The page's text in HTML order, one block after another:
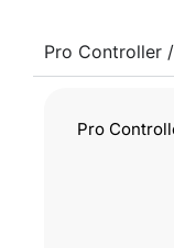
Pro Controller
Pro